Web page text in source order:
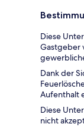
Diese
Gastgeber
Dank der
Aufenthalt
Diese
nicht